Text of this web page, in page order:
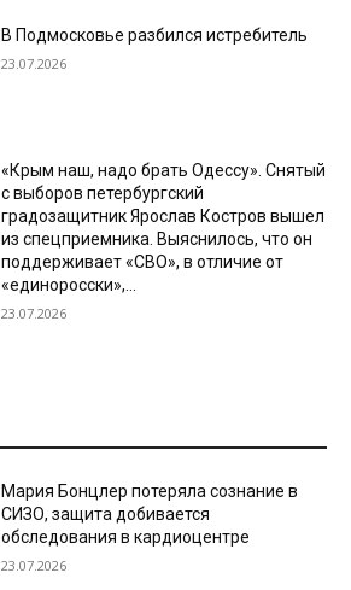
В Подмосковье разбился истребитель
23.07.2026
«Крым наш, надо брать Одессу». Снятый
с выборов петербургский
градозащитник Ярослав Костров вышел
из спецприемника. Выяснилось, что он
поддерживает «СВО», в отличие от
«единоросски»,...
23.07.2026
Мария Бонцлер потеряла сознание в
СИЗО, защита добивается
обследования в кардиоцентре
23.07.2026